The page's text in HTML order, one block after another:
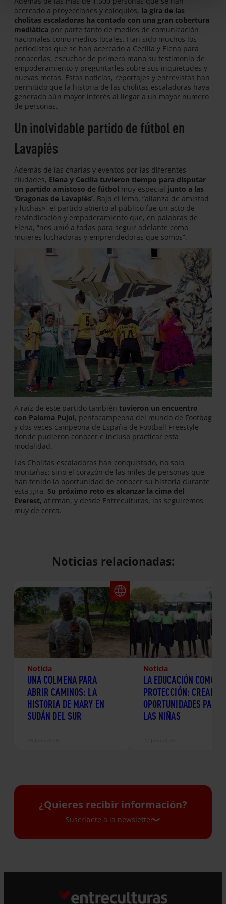
acercado a proyecciones y coloquios, la gira de las
cholitas escaladoras ha contado con una gran cobertura
mediática por parte tanto de medios de comunicación
nacionales como medios locales. Han sido muchos los
periodistas que se han acercado a Cecilia y Elena para
conocerlas, escuchar de primera mano su testimonio de
empoderamiento y preguntarles sobre sus inquietudes y
nuevas metas. Estas noticias, reportajes y entrevistas han
permitido que la historia de las cholitas escaladoras haya
generado aún mayor interés al llegar a un mayor número
de personas.
Un inolvidable partido de fútbol en
Lavapiés
Además de las charlas y eventos por las diferentes
ciudades, Elena y Cecilia tuvieron tiempo para disputar
un partido amistoso de fútbol muy especial junto a las
‘Dragonas de Lavapiés’. Bajo el lema, “alianza de amistad
y luchas», el partido abierto al público fue un acto de
reivindicación y empoderamiento que, en palabras de
Elena, “nos unió a todas para seguir adelante como
mujeres luchadoras y emprendedoras que somos”.
A raíz de este partido también tuvieron un encuentro
con Paloma Pujol, pentacampeona del mundo de Footbag
y dos veces campeona de España de Football Freestyle
donde pudieron conocer e incluso practicar esta
modalidad.
Las Cholitas escaladoras han conquistado, no solo
montañas; sino el corazón de las miles de personas que
han tenido la oportunidad de conocer su historia durante
esta gira. Su próximo reto es alcanzar la cima del
Everest, afirman, y desde Entreculturas, las seguiremos
muy de cerca.
Noticias relacionadas:
Noticia
UNA COLMENA PARA
ABRIR CAMINOS: LA
HISTORIA DE MARY EN
SUDÁN DEL SUR
Noticia
LA EDUCACIÓN COMO
PROTECCIÓN: CREANDO
OPORTUNIDADES PARA
LAS NIÑAS
¿Quieres recibir información?
Suscríbete a la newsletter